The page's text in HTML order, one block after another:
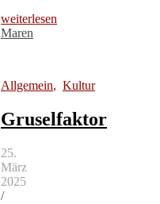
weiterlesen
Maren
Allgemein, Kultur
Gruselfaktor
25.
März
2025
/